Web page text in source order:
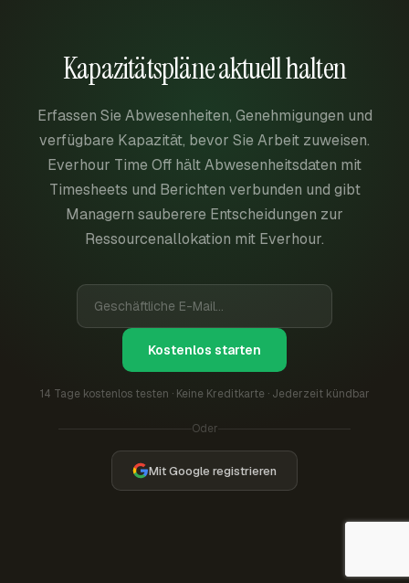
Kapazitätspläne aktuell halten
Erfassen Sie Abwesenheiten, Genehmigungen und
verfügbare Kapazität, bevor Sie Arbeit zuweisen.
Everhour Time Off hält Abwesenheitsdaten mit
Timesheets und Berichten verbunden und gibt
Managern sauberere Entscheidungen zur
Ressourcenallokation mit Everhour.
Kostenlos starten
14 Tage kostenlos testen · Keine Kreditkarte · Jederzeit kündbar
Oder
Mit Google registrieren